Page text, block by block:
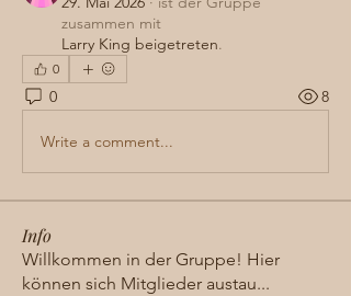
zusammen mit
Larry King beigetreten.
0
0 8
Write a comment...
Info
Willkommen in der Gruppe! Hier
können sich Mitglieder austau...